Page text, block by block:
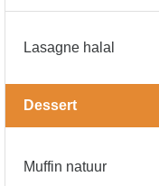
Lasagne halal
Dessert
Muffin natuur